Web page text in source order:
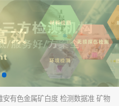
安有色金属矿白度 检测数据准 矿物
灯光检测
磁性检测
燃烧等级检测
产品检测